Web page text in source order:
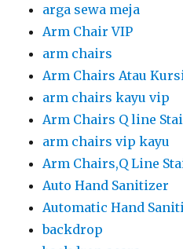
arga sewa meja
Arm Chair VIP
arm chairs
Arm Chairs Atau
arm chairs kayu vip
Arm Chairs Q line
arm chairs vip kayu
Arm Chairs,Q Line
Auto Hand Sanitizer
Automatic Hand
backdrop